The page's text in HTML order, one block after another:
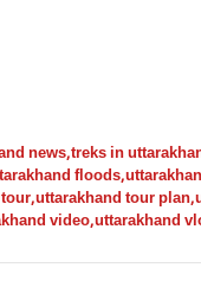
news,treks in
floods,
,uttarakhand tour plan,
video,uttarakhand